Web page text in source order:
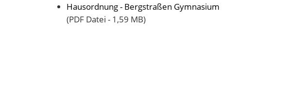
Hausordnung - Bergstraßen Gymnasium
(PDF Datei - 1,59 MB)